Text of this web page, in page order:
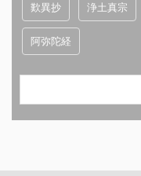
歎異抄 浄土真宗
阿弥陀経